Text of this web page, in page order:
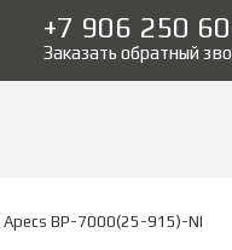
+7 906 250
Заказать обратный
Apecs BP-7000(25-915)-NI